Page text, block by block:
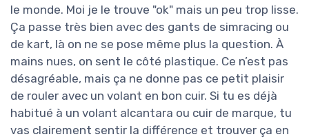
le monde. Moi je le trouve "ok" mais un peu trop lisse.
Ça passe très bien avec des gants de simracing ou
de kart, là on ne se pose même plus la question. À
mains nues, on sent le côté plastique. Ce n’est pas
désagréable, mais ça ne donne pas ce petit plaisir
de rouler avec un volant en bon cuir. Si tu es déjà
habitué à un volant alcantara ou cuir de marque, tu
vas clairement sentir la différence et trouver ça en